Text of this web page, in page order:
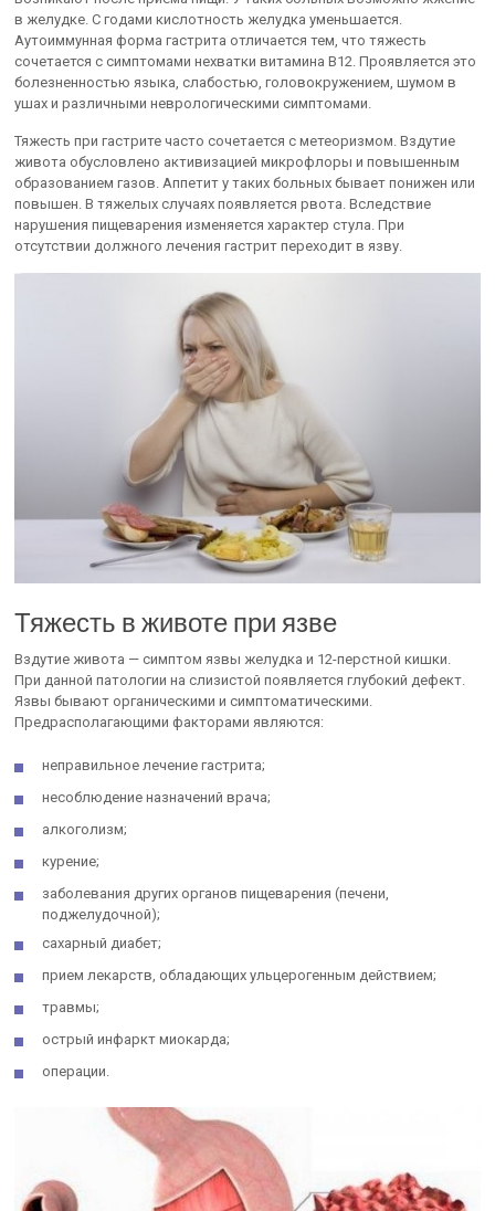
в желудке. С годами кислотность желудка уменьшается.
Аутоиммунная форма гастрита отличается тем, что тяжесть
сочетается с симптомами нехватки витамина B12. Проявляется это
болезненностью языка, слабостью, головокружением, шумом в
ушах и различными неврологическими симптомами.
Тяжесть при гастрите часто сочетается с метеоризмом. Вздутие
живота обусловлено активизацией микрофлоры и повышенным
образованием газов. Аппетит у таких больных бывает понижен или
повышен. В тяжелых случаях появляется рвота. Вследствие
нарушения пищеварения изменяется характер стула. При
отсутствии должного лечения гастрит переходит в язву.
Тяжесть в животе при язве
Вздутие живота — симптом язвы желудка и 12-перстной кишки.
При данной патологии на слизистой появляется глубокий дефект.
Язвы бывают органическими и симптоматическими.
Предрасполагающими факторами являются:
неправильное лечение гастрита;
несоблюдение назначений врача;
алкоголизм;
курение;
заболевания других органов пищеварения (печени,
поджелудочной);
сахарный диабет;
прием лекарств, обладающих ульцерогенным действием;
травмы;
острый инфаркт миокарда;
операции.